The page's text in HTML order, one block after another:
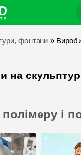
фонтани »
на
і